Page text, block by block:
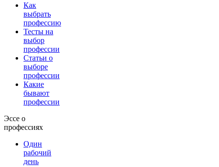
Как
выбрать
профессию
Тесты на
выбор
профессии
Статьи о
выборе
профессии
Какие
бывают
профессии
Эссе о
профессиях
Один
рабочий
день